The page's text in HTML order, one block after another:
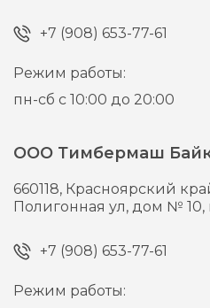
+7 (908) 653-77-61
Режим работы:
пн-сб с 10:00 до 20:00
ООО Тимбермаш
660118, Красноярский
Полигонная ул, дом № 10,
+7 (908) 653-77-61
Режим работы: